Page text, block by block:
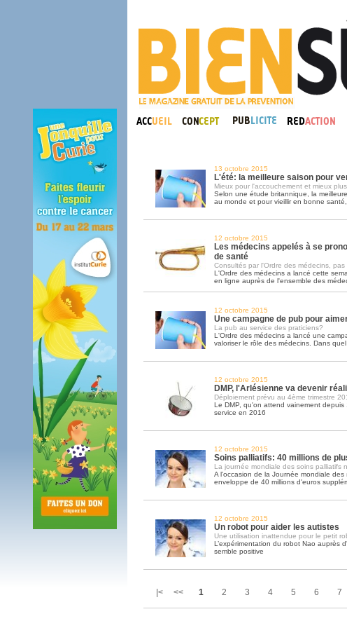
13 octobre 2015
L'été: la meilleure saison pour
Mieux pour l'accouchement et mieux
Selon une étude britannique, la
au monde et pour vieillir en bonne
12 octobre 2015
Les médecins appelés à se
de santé
Consultés par l'Ordre des médecins, pas
L'Ordre des médecins a lancé cette
en ligne auprès de l'ensemble des
12 octobre 2015
Une campagne de pub pour
La pub au service des praticiens?
L'Ordre des médecins a lancé une
valoriser le rôle des médecins. Dans
12 octobre 2015
DMP, l'Arlésienne va devenir
Déploiement prévu au 4ème trimestre
Le DMP, qu'on attend vainement depuis
service en 2016
12 octobre 2015
Soins palliatifs: 40 millions de
La journée mondiale des soins palliatifs
A l'occasion de la Journée mondiale des
enveloppe de 40 millions d'euros
12 octobre 2015
Un robot pour aider les autistes
Une utilisation inattendue pour le petit
L’expérimentation du robot Nao auprès
semble positive
|< << 1 2 3 4 5 6 7